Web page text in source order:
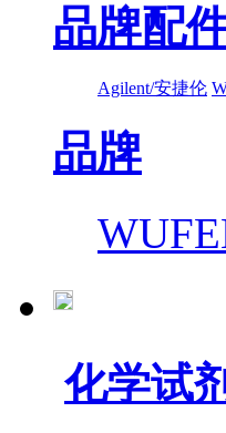
品牌配
Agilent/安捷伦
品牌
化学试